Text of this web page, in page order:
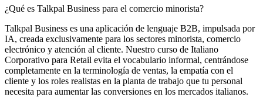
¿Qué es Talkpal Business para el comercio minorista?
Talkpal Business es una aplicación de lenguaje B2B, impulsada por
IA, creada exclusivamente para los sectores minorista, comercio
electrónico y atención al cliente. Nuestro curso de Italiano
Corporativo para Retail evita el vocabulario informal, centrándose
completamente en la terminología de ventas, la empatía con el
cliente y los roles realistas en la planta de trabajo que tu personal
necesita para aumentar las conversiones en los mercados italianos.